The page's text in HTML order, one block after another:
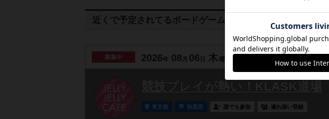
近くで予定されてるボードゲーム会
募集中 2026年 08 月 06 木 曜日
競技プレイが熱い！KLASK道場
東京都 秋葉原 誰でも参加 連れ添い登録